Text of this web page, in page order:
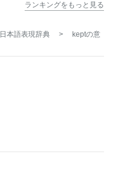
ランキングをもっと見る
日本語表現辞典 > keptの意